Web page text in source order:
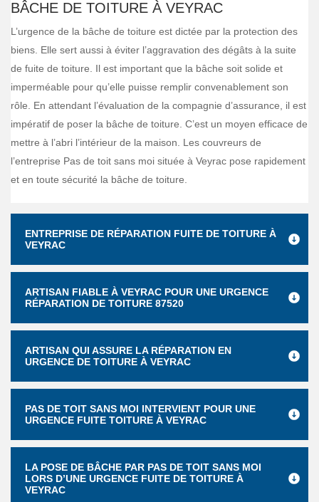
BÂCHE DE TOITURE À VEYRAC
L’urgence de la bâche de toiture est dictée par la protection des
biens. Elle sert aussi à éviter l’aggravation des dégâts à la suite
de fuite de toiture. Il est important que la bâche soit solide et
imperméable pour qu’elle puisse remplir convenablement son
rôle. En attendant l’évaluation de la compagnie d’assurance, il est
impératif de poser la bâche de toiture. C’est un moyen efficace de
mettre à l’abri l’intérieur de la maison. Les couvreurs de
l’entreprise Pas de toit sans moi située à Veyrac pose rapidement
et en toute sécurité la bâche de toiture.
ENTREPRISE DE RÉPARATION FUITE DE TOITURE À
VEYRAC
ARTISAN FIABLE À VEYRAC POUR UNE URGENCE
RÉPARATION DE TOITURE 87520
ARTISAN QUI ASSURE LA RÉPARATION EN
URGENCE DE TOITURE À VEYRAC
PAS DE TOIT SANS MOI INTERVIENT POUR UNE
URGENCE FUITE TOITURE À VEYRAC
LA POSE DE BÂCHE PAR PAS DE TOIT SANS MOI
LORS D’UNE URGENCE FUITE DE TOITURE À
VEYRAC